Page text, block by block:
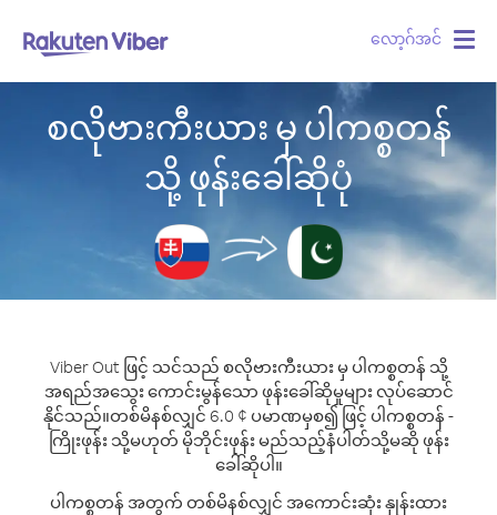
လော့ဂ်အင်
စလိုဗားကီးယား မှ ပါကစ္စတန်
သို့ ဖုန်းခေါ်ဆိုပုံ
Viber Out ဖြင့် သင်သည် စလိုဗားကီးယား မှ ပါကစ္စတန် သို့
အရည်အသွေး ကောင်းမွန်သော ဖုန်းခေါ်ဆိုမှုများ လုပ်ဆောင်
နိုင်သည်။တစ်မိနစ်လျှင် 6.0 ¢ ပမာဏမှစ၍ ဖြင့် ပါကစ္စတန် -
ကြိုးဖုန်း သို့မဟုတ် မိုဘိုင်းဖုန်း မည်သည့်နံပါတ်သို့မဆို ဖုန်း
ခေါ်ဆိုပါ။
ပါကစ္စတန် အတွက် တစ်မိနစ်လျှင် အကောင်းဆုံး နှုန်းထား